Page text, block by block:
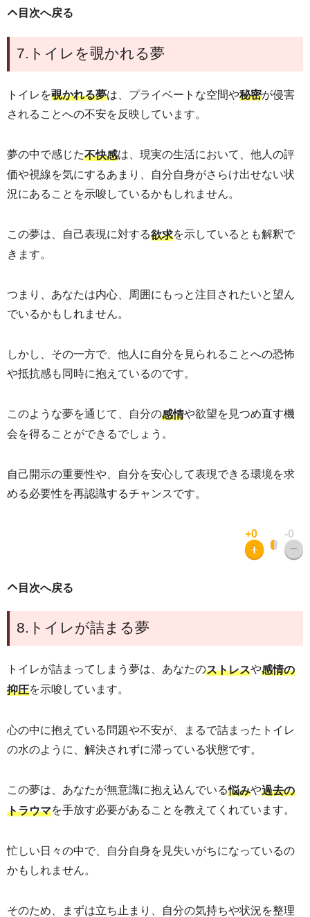
目次へ戻る
7.トイレを覗かれる夢
トイレを覗かれる夢は、プライベートな空間や秘密が侵害
されることへの不安を反映しています。
夢の中で感じた不快感は、現実の生活において、他人の評
価や視線を気にするあまり、自分自身がさらけ出せない状
況にあることを示唆しているかもしれません。
この夢は、自己表現に対する欲求を示しているとも解釈で
きます。
つまり、あなたは内心、周囲にもっと注目されたいと望ん
でいるかもしれません。
しかし、その一方で、他人に自分を見られることへの恐怖
や抵抗感も同時に抱えているのです。
このような夢を通じて、自分の感情や欲望を見つめ直す機
会を得ることができるでしょう。
自己開示の重要性や、自分を安心して表現できる環境を求
める必要性を再認識するチャンスです。
+0 -0
目次へ戻る
8.トイレが詰まる夢
トイレが詰まってしまう夢は、あなたのストレスや感情の
抑圧を示唆しています。
心の中に抱えている問題や不安が、まるで詰まったトイレ
の水のように、解決されずに滞っている状態です。
この夢は、あなたが無意識に抱え込んでいる悩みや過去の
トラウマを手放す必要があることを教えてくれています。
忙しい日々の中で、自分自身を見失いがちになっているの
かもしれません。
そのため、まずは立ち止まり、自分の気持ちや状況を整理